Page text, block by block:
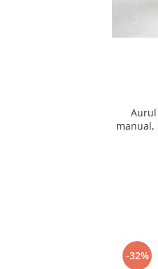
manual,
-32%